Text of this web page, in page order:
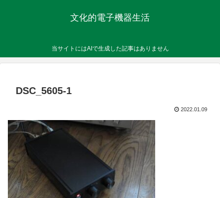
文化的電子機器生活
当サイトにはAIで生成した記事はありません
DSC_5605-1
2022.01.09